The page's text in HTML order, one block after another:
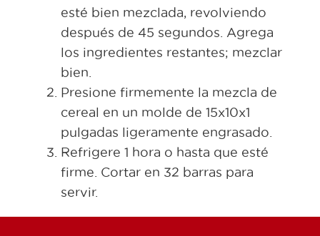
esté bien mezclada, revolviendo
después de 45 segundos. Agrega
los ingredientes restantes; mezclar
bien.
Presione firmemente la mezcla de
cereal en un molde de 15x10x1
pulgadas ligeramente engrasado.
Refrigere 1 hora o hasta que esté
firme. Cortar en 32 barras para
servir.